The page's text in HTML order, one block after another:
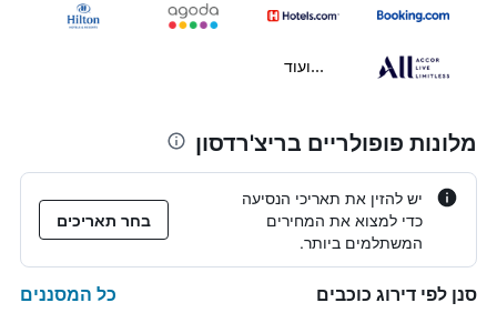
...ועוד
מלונות פופולריים בריצ'רדסון
יש להזין את תאריכי הנסיעה
כדי למצוא את המחירים
המשתלמים ביותר.
בחר תאריכים
סנן לפי דירוג כוכבים כל המסננים